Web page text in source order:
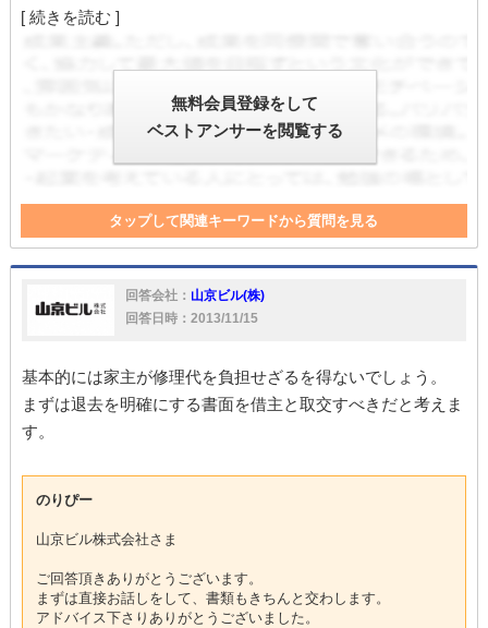
[ 続きを読む ]
無料会員登録をして
ベストアンサーを閲覧する
タップして関連キーワードから質問を見る
契約更新 修繕費 契約書 大家 直接 大家さん
家
回答会社： 山京ビル(株)
回答日時：2013/11/15
基本的には家主が修理代を負担せざるを得ないでしょう。
まずは退去を明確にする書面を借主と取交すべきだと考えま
す。
のりぴー
山京ビル株式会社さま
ご回答頂きありがとうございます。
まずは直接お話しをして、書類もきちんと交わします。
アドバイス下さりありがとうございました。